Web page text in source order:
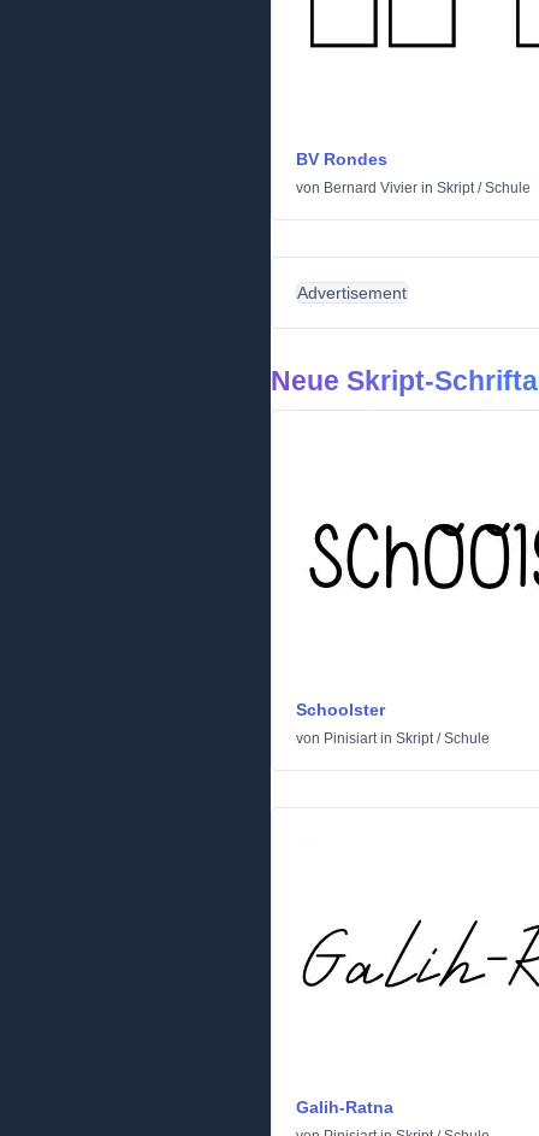
BV Rondes
von Bernard Vivier in Skript/Schule
Advertisement
Neue Skript-
Schoolster
von Pinisiartin Skript/Schule
Galih-Ratna